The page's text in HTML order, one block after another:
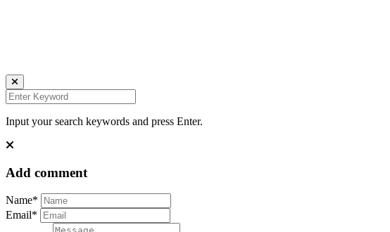
Input your search keywords and press Enter.
Add comment
Name*
Email*